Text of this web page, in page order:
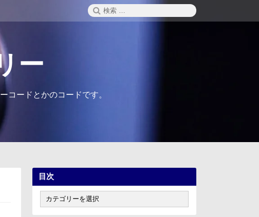
検
索:
ー
コードとかのコードです。
目次
次